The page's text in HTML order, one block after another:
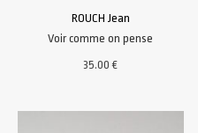
ROUCH Jean
Voir comme on pense
35.00€